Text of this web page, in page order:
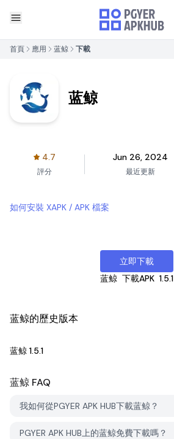
首頁 應用 蓝鲸 下載
蓝鲸
4.7
評分
Jun 26, 2024
最近更新
如何安裝 XAPK / APK 檔案
立即下載
蓝鲸 下載APK 1.5.1
蓝鲸的歷史版本
蓝鲸 1.5.1
蓝鲸 FAQ
我如何從PGYER APK HUB下載蓝鲸？
PGYER APK HUB上的蓝鲸免費下載嗎？